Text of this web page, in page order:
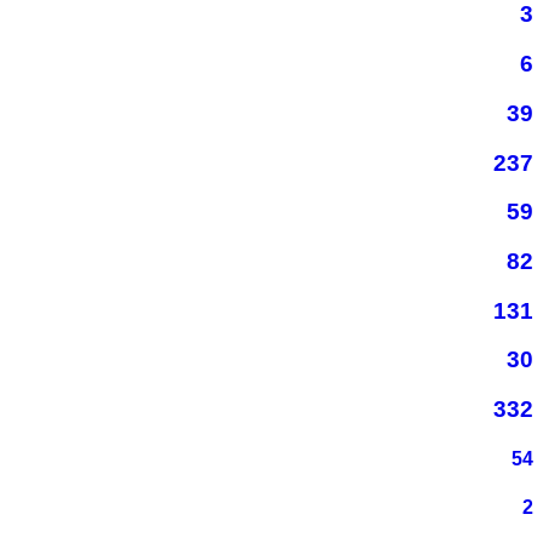
3
6
39
237
59
82
131
30
332
54
2